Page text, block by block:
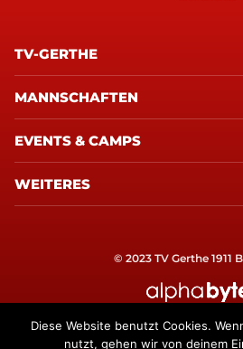
TV-GERTHE
MANNSCHAFTEN
EVENTS & CAMPS
WEITERES
© 2023 TV Gerthe 1911
Diese Website benutzt Cookies.
nutzt, gehen wir von deinem